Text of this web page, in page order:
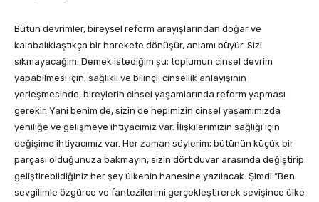
Bütün devrimler, bireysel reform arayışlarından doğar ve
kalabalıklaştıkça bir harekete dönüşür, anlamı büyür. Sizi
sıkmayacağım. Demek istediğim şu; toplumun cinsel devrim
yapabilmesi için, sağlıklı ve bilinçli cinsellik anlayışının
yerleşmesinde, bireylerin cinsel yaşamlarında reform yapması
gerekir. Yani benim de, sizin de hepimizin cinsel yaşamımızda
yeniliğe ve gelişmeye ihtiyacımız var. İlişkilerimizin sağlığı için
değişime ihtiyacımız var. Her zaman söylerim; bütünün küçük bir
parçası olduğunuza bakmayın, sizin dört duvar arasında değiştirip
geliştirebildiğiniz her şey ülkenin hanesine yazılacak. Şimdi “Ben
sevgilimle özgürce ve fantezilerimi gerçekleştirerek sevişince ülke